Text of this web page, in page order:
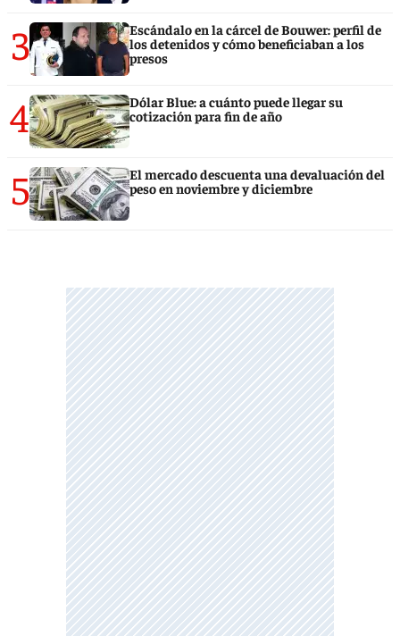
3
Escándalo en la cárcel de Bouwer: perfil de
los detenidos y cómo beneficiaban a los
presos
4
Dólar Blue: a cuánto puede llegar su
cotización para fin de año
5
El mercado descuenta una devaluación del
peso en noviembre y diciembre